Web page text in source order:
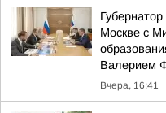
Москве с
Валерием
Вчера, 16:41